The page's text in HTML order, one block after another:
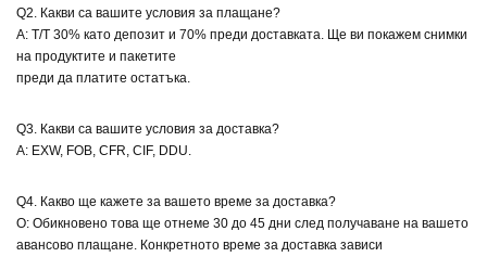
Q2. Какви са вашите условия за плащане?
A: T/T 30% като депозит и 70% преди доставката. Ще ви покажем снимки
на продуктите и пакетите
преди да платите остатъка.
Q3. Какви са вашите условия за доставка?
A: EXW, FOB, CFR, CIF, DDU.
Q4. Какво ще кажете за вашето време за доставка?
О: Обикновено това ще отнеме 30 до 45 дни след получаване на вашето
авансово плащане. Конкретното време за доставка зависи